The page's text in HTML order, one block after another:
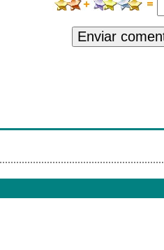
Enviar